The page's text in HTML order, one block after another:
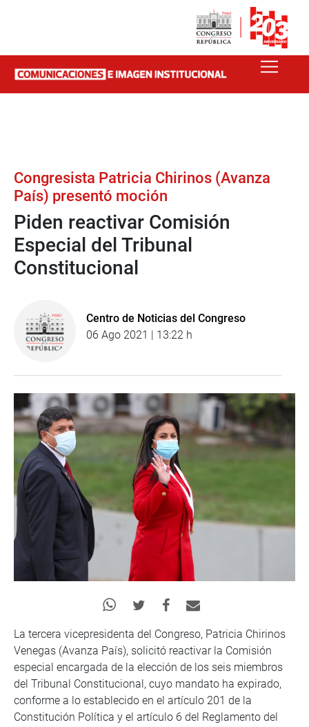
Congresista Patricia Chirinos (Avanza
País) presentó moción
Piden reactivar Comisión
Especial del Tribunal
Constitucional
Centro de Noticias del Congreso
06 Ago 2021 | 13:22 h
La tercera vicepresidenta del Congreso, Patricia Chirinos
Venegas (Avanza País), solicitó reactivar la Comisión
especial encargada de la elección de los seis miembros
del Tribunal Constitucional, cuyo mandato ha expirado,
conforme a lo establecido en el artículo 201 de la
Constitución Política y el artículo 6 del Reglamento del